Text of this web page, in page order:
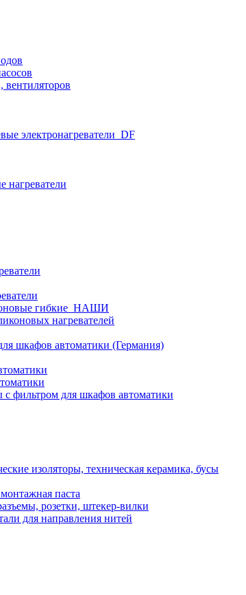
электронагреватели_DF
нагреватели
гибкие_НАШИ
нагревателей
шкафов автоматики (Германия)
с фильтром для шкафов автоматики
изоляторы, техническая керамика, бусы
паста
розетки, штекер-вилки
для направления нитей